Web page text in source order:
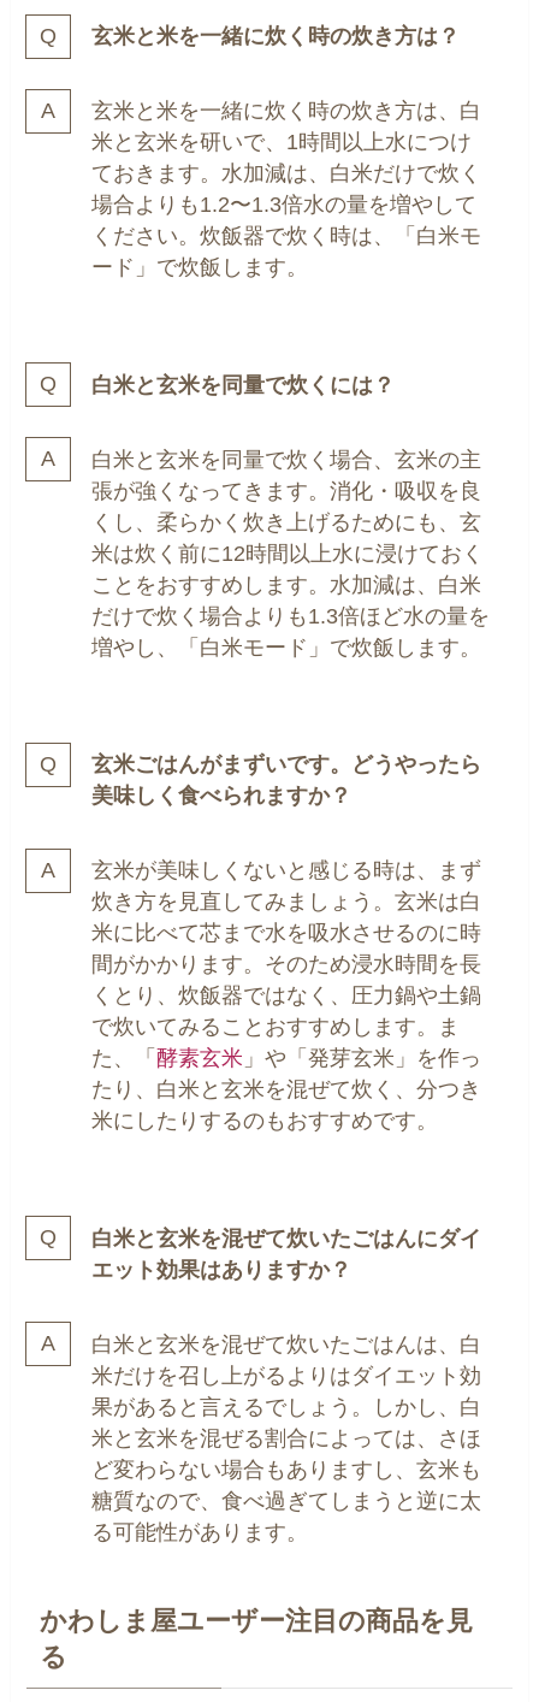
玄米と米を一緒に炊く時の炊き方は？
玄米と米を一緒に炊く時の炊き方は、白
米と玄米を研いで、1時間以上水につけ
ておきます。水加減は、白米だけで炊く
場合よりも1.2〜1.3倍水の量を増やして
ください。炊飯器で炊く時は、「白米モ
ード」で炊飯します。
白米と玄米を同量で炊くには？
白米と玄米を同量で炊く場合、玄米の主
張が強くなってきます。消化・吸収を良
くし、柔らかく炊き上げるためにも、玄
米は炊く前に12時間以上水に浸けておく
ことをおすすめします。水加減は、白米
だけで炊く場合よりも1.3倍ほど水の量を
増やし、「白米モード」で炊飯します。
玄米ごはんがまずいです。どうやったら
美味しく食べられますか？
玄米が美味しくないと感じる時は、まず
炊き方を見直してみましょう。玄米は白
米に比べて芯まで水を吸水させるのに時
間がかかります。そのため浸水時間を長
くとり、炊飯器ではなく、圧力鍋や土鍋
で炊いてみることおすすめします。ま
た、「 酵素玄米 」や「発芽玄米」を作っ
たり、白米と玄米を混ぜて炊く、分つき
米にしたりするのもおすすめです。
白米と玄米を混ぜて炊いたごはんにダイ
エット効果はありますか？
白米と玄米を混ぜて炊いたごはんは、白
米だけを召し上がるよりはダイエット効
果があると言えるでしょう。
しかし、白
米と玄米を混ぜる割合によっては、さほ
ど変わらない場合もありますし、玄米も
糖質なので、食べ過ぎてしまうと逆に太
る可能性があります。
かわしま屋ユーザー注目の商品を見
る